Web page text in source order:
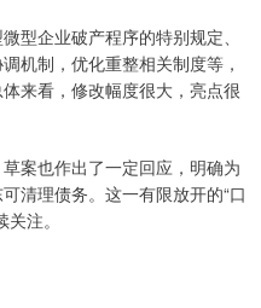
型企业破产程序的特别规定、
机制，优化重整相关制度等，
来看，修改幅度很大，亮点很
案也作出了一定回应，明确为
清理债务。这一有限放开的“口
注。